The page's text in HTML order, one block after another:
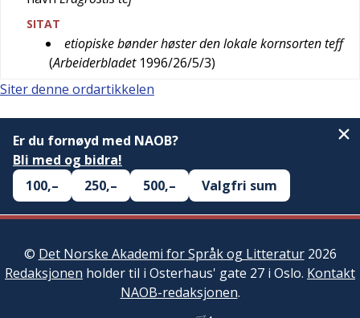
SITAT
etiopiske bønder høster den lokale kornsorten teff
(Arbeiderbladet 1996/26/5/3)
Siter denne ordartikkelen
Er du fornøyd med NAOB?
Bli med og bidra!
100,–
250,– 500,– Valgfri sum
© Det Norske Akademi for Språk og Litteratur2026
Redaksjonen holder til i Osterhaus' gate 27 i Oslo. Kontakt
NAOB-redaksjonen.